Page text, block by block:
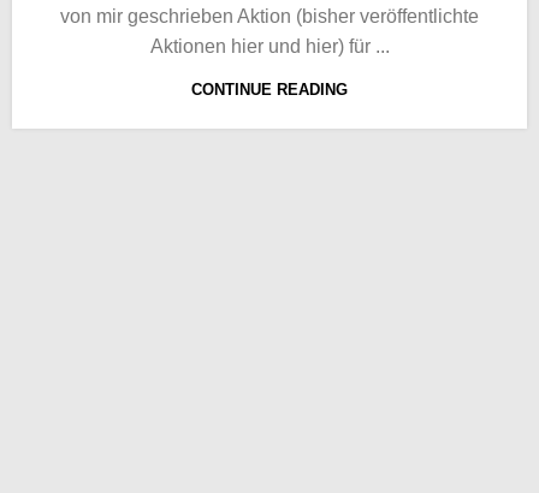
von mir geschrieben Aktion (bisher veröffentlichte
Aktionen hier und hier) für ...
CONTINUE READING